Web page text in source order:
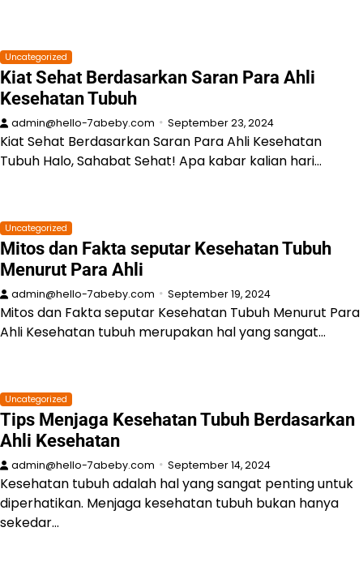
Uncategorized
Kiat Sehat Berdasarkan Saran Para Ahli
Kesehatan Tubuh
admin@hello-7abeby.com September 23, 2024
Kiat Sehat Berdasarkan Saran Para Ahli Kesehatan
Tubuh Halo, Sahabat Sehat! Apa kabar kalian hari…
Uncategorized
Mitos dan Fakta seputar Kesehatan Tubuh
Menurut Para Ahli
admin@hello-7abeby.com September 19, 2024
Mitos dan Fakta seputar Kesehatan Tubuh Menurut Para
Ahli Kesehatan tubuh merupakan hal yang sangat…
Uncategorized
Tips Menjaga Kesehatan Tubuh Berdasarkan
Ahli Kesehatan
admin@hello-7abeby.com September 14, 2024
Kesehatan tubuh adalah hal yang sangat penting untuk
diperhatikan. Menjaga kesehatan tubuh bukan hanya
sekedar…